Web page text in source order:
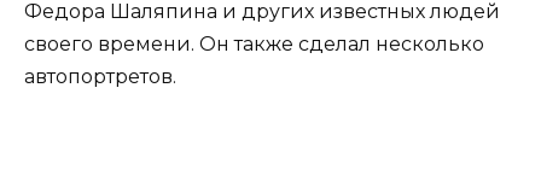
Федора Шаляпина и других известных людей
своего времени. Он также сделал несколько
автопортретов.